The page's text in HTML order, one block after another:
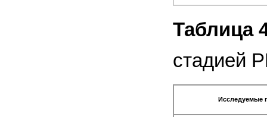
Таблица
стадией
Исследуемые